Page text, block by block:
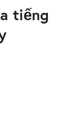
tiếng